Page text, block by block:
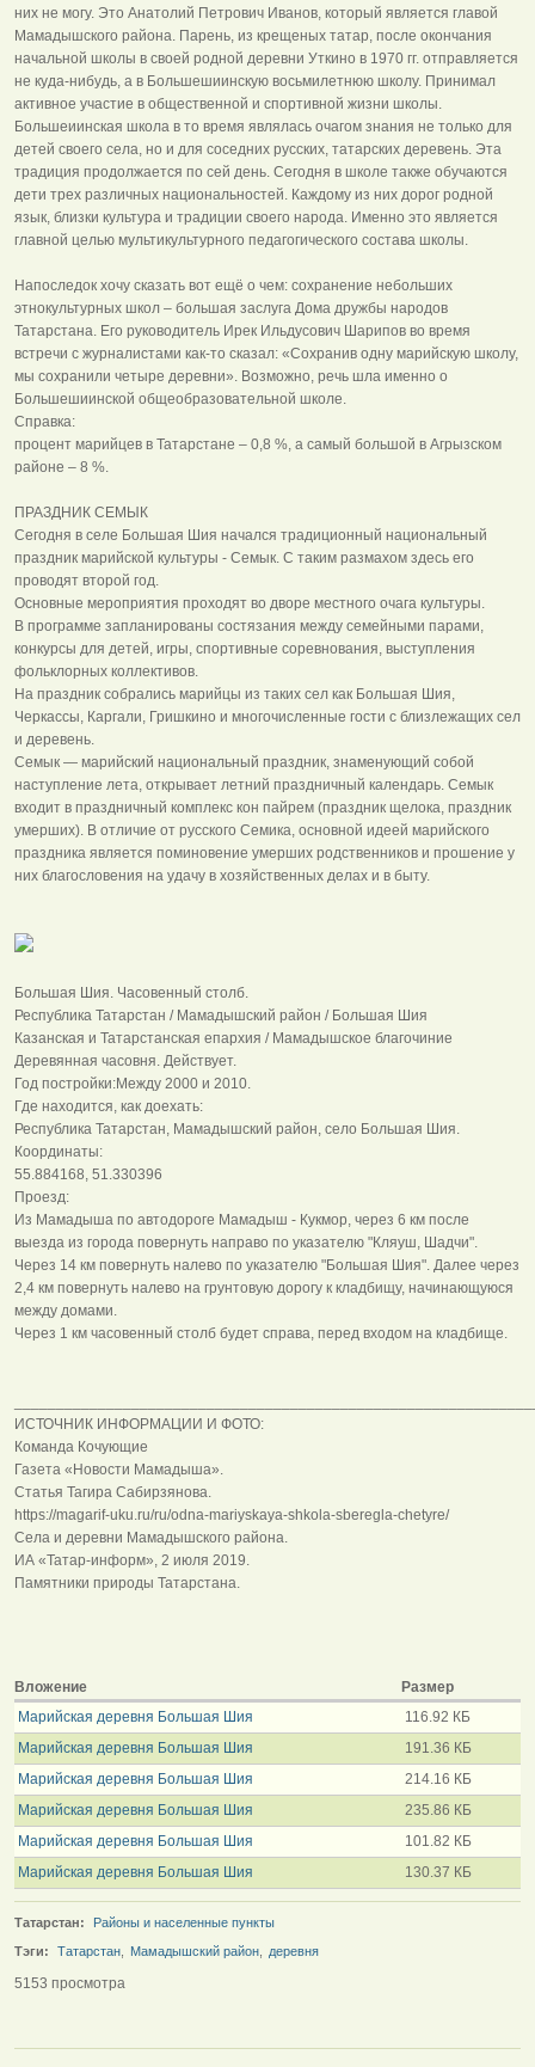
них не могу. Это Анатолий Петрович Иванов, который является главой
Мамадышского района. Парень, из крещеных татар, после окончания
начальной школы в своей родной деревни Уткино в 1970 гг. отправляется
не куда-нибудь, а в Большешиинскую восьмилетнюю школу. Принимал
активное участие в общественной и спортивной жизни школы.
Большеиинская школа в то время являлась очагом знания не только для
детей своего села, но и для соседних русских, татарских деревень. Эта
традиция продолжается по сей день. Сегодня в школе также обучаются
дети трех различных национальностей. Каждому из них дорог родной
язык, близки культура и традиции своего народа. Именно это является
главной целью мультикультурного педагогического состава школы.
Напоследок хочу сказать вот ещё о чем: сохранение небольших
этнокультурных школ – большая заслуга Дома дружбы народов
Татарстана. Его руководитель Ирек Ильдусович Шарипов во время
встречи с журналистами как-то сказал: «Сохранив одну марийскую школу,
мы сохранили четыре деревни». Возможно, речь шла именно о
Большешиинской общеобразовательной школе.
Справка:
процент марийцев в Татарстане – 0,8 %, а самый большой в Агрызском
районе – 8 %.
ПРАЗДНИК СЕМЫК
Сегодня в селе Большая Шия начался традиционный национальный
праздник марийской культуры - Семык. С таким размахом здесь его
проводят второй год.
Основные мероприятия проходят во дворе местного очага культуры.
В программе запланированы состязания между семейными парами,
конкурсы для детей, игры, спортивные соревнования, выступления
фольклорных коллективов.
На праздник собрались марийцы из таких сел как Большая Шия,
Черкассы, Каргали, Гришкино и многочисленные гости с близлежащих сел
и деревень.
Семык — марийский национальный праздник, знаменующий собой
наступление лета, открывает летний праздничный календарь. Семык
входит в праздничный комплекс кон пайрем (праздник щелока, праздник
умерших). В отличие от русского Семика, основной идеей марий­ского
праздника является поминовение умерших родс­твенников и прошение у
них благословения на удачу в хо­зяйственных делах и в быту.
Большая Шия. Часовенный столб.
Республика Татарстан / Мамадышский район / Большая Шия
Казанская и Татарстанская епархия / Мамадышское благочиние
Деревянная часовня. Действует.
Год постройки:Между 2000 и 2010.
Где находится, как доехать:
Республика Татарстан, Мамадышский район, село Большая Шия.
Координаты:
55.884168, 51.330396
Проезд:
Из Мамадыша по автодороге Мамадыш - Кукмор, через 6 км после
выезда из города повернуть направо по указателю "Кляуш, Шадчи".
Через 14 км повернуть налево по указателю "Большая Шия". Далее через
2,4 км повернуть налево на грунтовую дорогу к кладбищу, начинающуюся
между домами.
Через 1 км часовенный столб будет справа, перед входом на кладбище.
ИСТОЧНИК ИНФОРМАЦИИ И ФОТО:
Команда Кочующие
Газета «Новости Мамадыша».
Статья Тагира Сабирзянова.
https://magarif-uku.ru/ru/odna-mariyskaya-shkola-sberegla-chetyre/
Села и деревни Мамадышского района.
ИА «Татар-информ», 2 июля 2019.
Памятники природы Татарстана.
Вложение
Размер
Марийская деревня Большая Шия
116.92 КБ
Марийская деревня Большая Шия
191.36 КБ
Марийская деревня Большая Шия
214.16 КБ
Марийская деревня Большая Шия
235.86 КБ
Марийская деревня Большая Шия
101.82 КБ
Марийская деревня Большая Шия
130.37 КБ
Татарстан:
Районы и населенные пункты
Тэги:
Татарстан Мамадышский район деревня
5153 просмотра